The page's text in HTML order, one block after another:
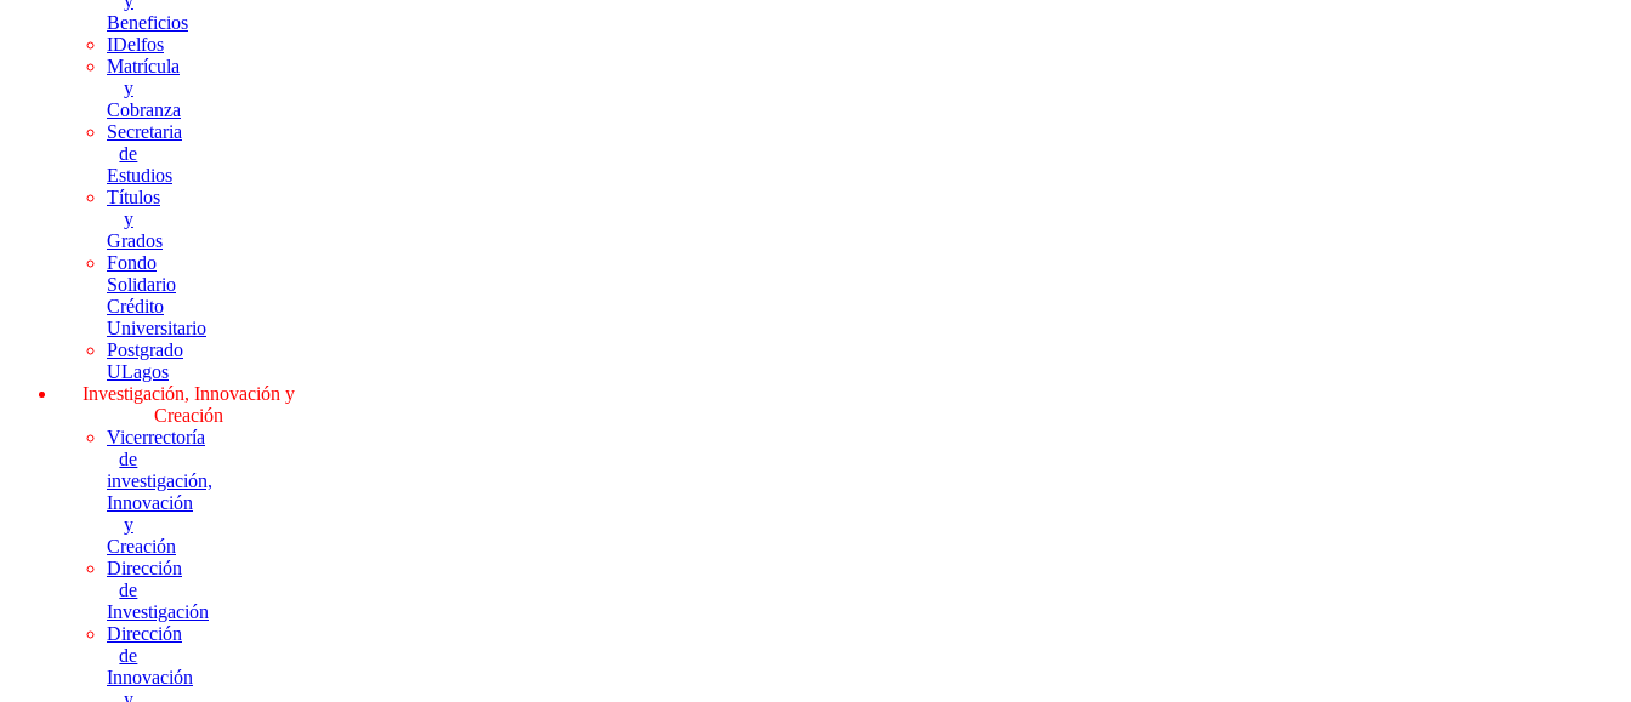
Beneficios
IDelfos
Matrícula
y
Cobranza
Secretaria
de
Estudios
Títulos
y
Grados
Fondo
Solidario
Crédito
Universitario
Postgrado
ULagos
Investigación, Innovación y
Creación
Vicerrectoría
de
investigación,
Innovación
y
Creación
Dirección
de
Investigación
Dirección
de
Innovación